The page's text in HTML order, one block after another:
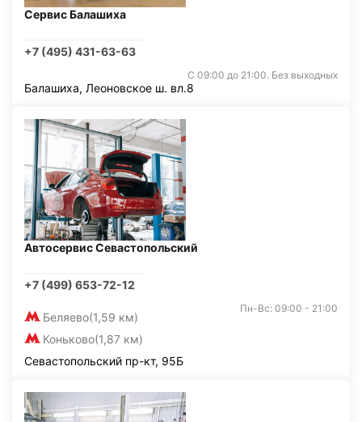
Сервис Балашиха
+7 (495) 431-63-63
С 09:00 до 21:00. Без выходных
Балашиха, Леоновское ш. вл.8
Автосервис Севастопольский
+7 (499) 653-72-12
Беляево(1,59 км)
Коньково(1,87 км)
Пн-Вс: 09:00 - 21:00
Севастопольский пр-кт, 95Б